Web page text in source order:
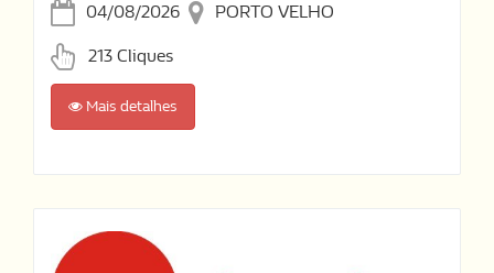
04/08/2026 PORTO VELHO
213 Cliques
Mais detalhes